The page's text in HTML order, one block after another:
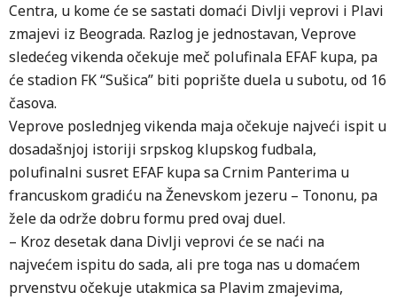
Centra, u kome će se sastati domaći Divlji veprovi i Plavi
zmajevi iz Beograda. Razlog je jednostavan, Veprove
sledećeg vikenda očekuje meč polufinala EFAF kupa, pa
će stadion FK “Sušica” biti poprište duela u subotu, od 16
časova.
Veprove poslednjeg vikenda maja očekuje najveći ispit u
dosadašnjoj istoriji srpskog klupskog fudbala,
polufinalni susret EFAF kupa sa Crnim Panterima u
francuskom gradiću na Ženevskom jezeru – Tononu, pa
žele da održe dobru formu pred ovaj duel.
– Kroz desetak dana Divlji veprovi će se naći na
najvećem ispitu do sada, ali pre toga nas u domaćem
prvenstvu očekuje utakmica sa Plavim zmajevima,